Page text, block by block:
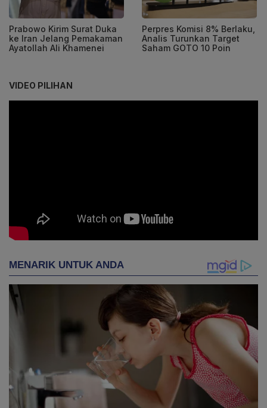
Prabowo Kirim Surat Duka
ke Iran Jelang Pemakaman
Ayatollah Ali Khamenei
Perpres Komisi 8% Berlaku,
Analis Turunkan Target
Saham GOTO 10 Poin
VIDEO PILIHAN